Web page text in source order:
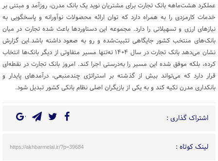
عملکرد هشت‌ماهه بانک تجارت برای مشتریان نوید یک بانک مدرن، روزآمد و مبتنی بر
خدمات کارمزدی را به همراه دارد که توان ارائه محصولات نوآورانه و پاسخگویی به
نیازهای ارزی و تسهیلاتی را دارد. مجموعه این دستاوردها باعث شده تجارت در میان
بانک‌های منتخب کشور جایگاهی تثبیت‌شده و رو به صعود داشته باشد.این گزارش
نشان می‌دهد بانک تجارت در سال ۱۴۰۴ نه‌تنها مسیر متفاوتی از دیگر بانک‌ها انتخاب
کرده، بلکه موفق شده این مسیر را به‌درستی اجرا کند. امروز بانک ‌تجارت در نقطه‌ای
قرار دارد که می‌تواند بیش از گذشته بر استراتژی چندمنبعی، درآمدهای پایدار و
بانکداری مدرن تکیه کند و به یکی از بازیگران اصلی نظام بانکی کشور تبدیل شود.
اشتراک گذاری :
لینک کوتاه : https://akhbarmelal.ir/?p=39684